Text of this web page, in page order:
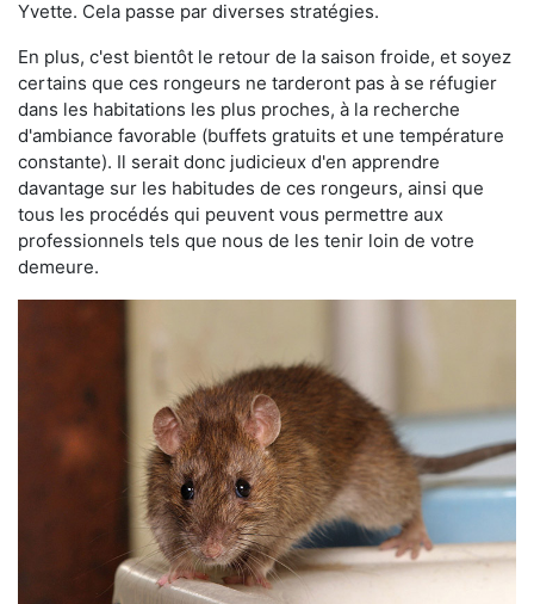
Yvette. Cela passe par diverses stratégies.
En plus, c'est bientôt le retour de la saison froide, et soyez
certains que ces rongeurs ne tarderont pas à se réfugier
dans les habitations les plus proches, à la recherche
d'ambiance favorable (buffets gratuits et une température
constante). Il serait donc judicieux d'en apprendre
davantage sur les habitudes de ces rongeurs, ainsi que
tous les procédés qui peuvent vous permettre aux
professionnels tels que nous de les tenir loin de votre
demeure.